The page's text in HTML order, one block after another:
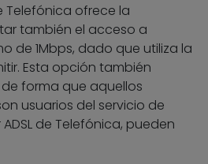
Telefónica ofrece la
también el acceso a
de 1Mbps, dado que utiliza la
Esta opción también
forma que aquellos
usuarios del servicio de
de Telefónica, pueden